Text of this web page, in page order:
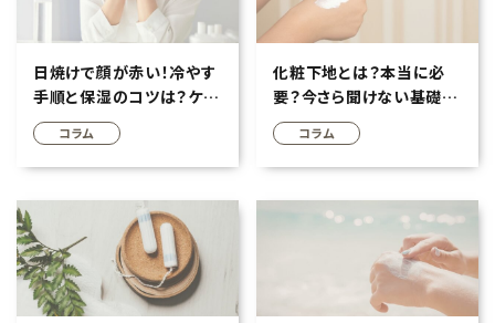
日焼けで顔が赤い！冷やす
手順と保湿のコツは？ケア
でダメージ軽減へ
コラム
化粧下地とは？本当に必
要？今さら聞けない基礎知
識とメリットを解説
コラム